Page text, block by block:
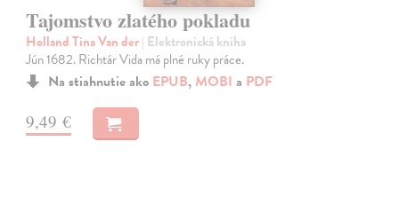
Tajomstvo zlatého pokladu
Holland Tina Van der| Elektronická kniha
Jún 1682. Richtár Vida má plné ruky práce.
Na stiahnutie ako EPUB, MOBI a PDF
9,49 €